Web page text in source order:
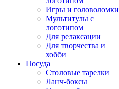
Игры и головоломки
Мультитулы с
логотипом
Для релаксации
Для творчества и
хобби
Посуда
Столовые тарелки
Ланч-боксы